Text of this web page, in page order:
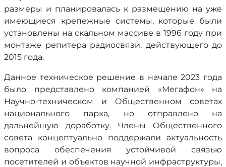
размеры и планировалась к размещению на уже
имеющиеся крепежные системы, которые были
установлены на скальном массиве в 1996 году при
монтаже репитера радиосвязи, действующего до
2015 года.
Данное техническое решение в начале 2023 года
было представлено компанией «Мегафон» на
Научно-техническом и Общественном советах
национального парка, но отправлено на
дальнейшую доработку. Члены Общественного
совета концептуально поддержали актуальность
вопроса обеспечения устойчивой связью
посетителей и объектов научной инфраструктуры,